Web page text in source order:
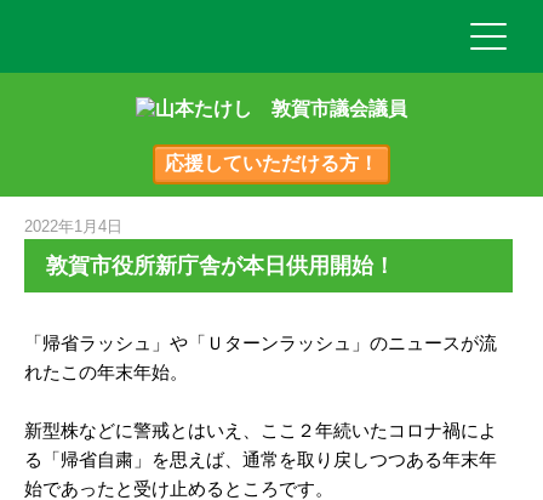
応援していただける方！
2022年1月4日
敦賀市役所新庁舎が本日供用開始！
「帰省ラッシュ」や「Ｕターンラッシュ」のニュースが流
れたこの年末年始。
新型株などに警戒とはいえ、ここ２年続いたコロナ禍によ
る「帰省自粛」を思えば、通常を取り戻しつつある年末年
始であったと受け止めるところです。